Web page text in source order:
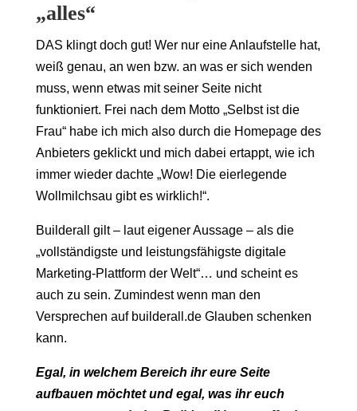
„alles“
DAS klingt doch gut! Wer nur eine Anlaufstelle hat,
weiß genau, an wen bzw. an was er sich wenden
muss, wenn etwas mit seiner Seite nicht
funktioniert. Frei nach dem Motto „Selbst ist die
Frau“ habe ich mich also durch die Homepage des
Anbieters geklickt und mich dabei ertappt, wie ich
immer wieder dachte „Wow! Die eierlegende
Wollmilchsau gibt es wirklich!“.
Builderall gilt – laut eigener Aussage – als die
„vollständigste und leistungsfähigste digitale
Marketing-Plattform der Welt“… und scheint es
auch zu sein. Zumindest wenn man den
Versprechen auf builderall.de Glauben schenken
kann.
Egal, in welchem Bereich ihr eure Seite
aufbauen möchtet und egal, was ihr euch